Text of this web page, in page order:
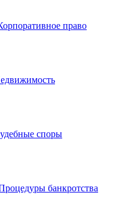
право
споры
банкротства